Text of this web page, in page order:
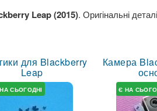
Leap (2015). Оригінальні
для Blackberry
Leap
СЬОГОДНІ
Камера
Є НА